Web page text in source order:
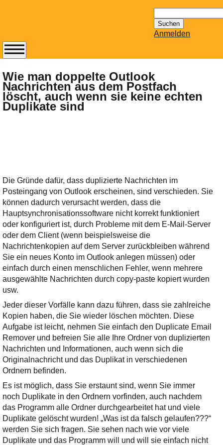
nach:
Anmelden
Wie man doppelte Outlook
Nachrichten aus dem Postfach
löscht, auch wenn sie keine echten
Duplikate sind
Die Gründe dafür, dass duplizierte Nachrichten im
Posteingang von Outlook erscheinen, sind verschieden. Sie
können dadurch verursacht werden, dass die
Hauptsynchronisationssoftware nicht korrekt funktioniert
oder konfiguriert ist, durch Probleme mit dem E-Mail-Server
oder dem Client (wenn beispielsweise die
Nachrichtenkopien auf dem Server zurückbleiben während
Sie ein neues Konto im Outlook anlegen müssen) oder
einfach durch einen menschlichen Fehler, wenn mehrere
ausgewählte Nachrichten durch copy-paste kopiert wurden
usw.
Jeder dieser Vorfälle kann dazu führen, dass sie zahlreiche
Kopien haben, die Sie wieder löschen möchten. Diese
Aufgabe ist leicht, nehmen Sie einfach den Duplicate Email
Remover und befreien Sie alle Ihre Ordner von duplizierten
Nachrichten und Informationen, auch wenn sich die
Originalnachricht und das Duplikat in verschiedenen
Ordnern befinden.
Es ist möglich, dass Sie erstaunt sind, wenn Sie immer
noch Duplikate in den Ordnern vorfinden, auch nachdem
das Programm alle Ordner durchgearbeitet hat und viele
Duplikate gelöscht wurden! „Was ist da falsch gelaufen???“
werden Sie sich fragen. Sie sehen nach wie vor viele
Duplikate und das Programm will und will sie einfach nicht
Abonnieren Sie den
14-tägig
erscheinenden
Newsletter von
Mailhilfe.de
Wie z.B. Outlook,
GMail, Thunderbird
oder auch
KuNoMail, usw.
Ihre E-Mail
Adresse:
E-Mail
E-Mail bestätigen